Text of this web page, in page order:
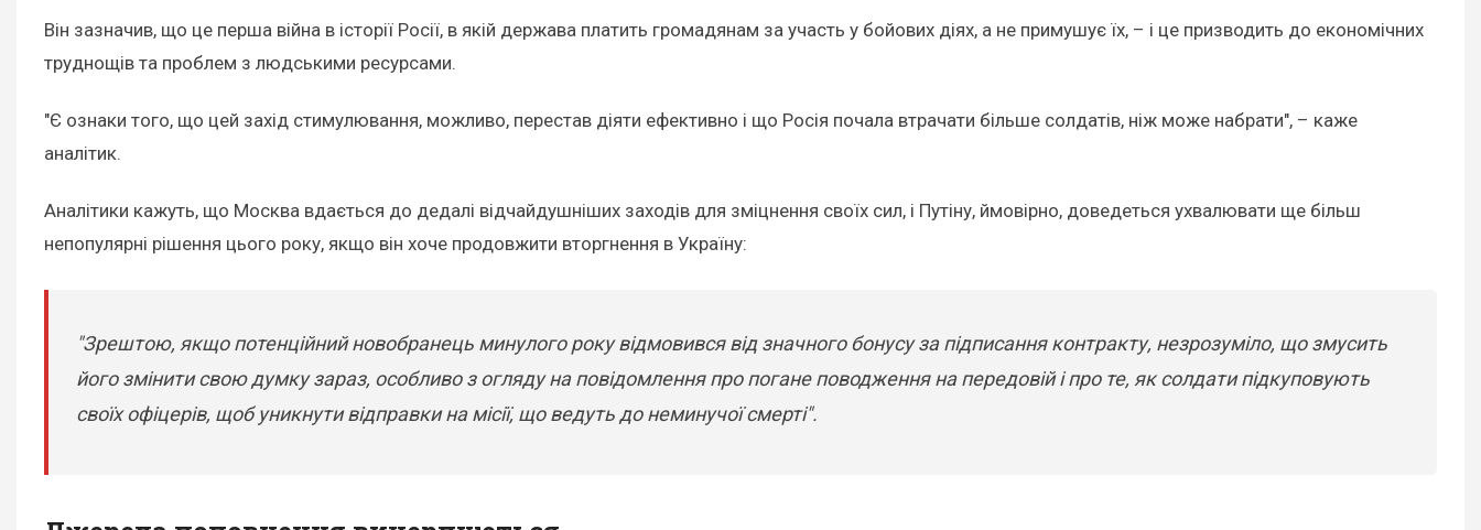
Він зазначив, що це перша війна в історії Росії, в якій держава платить громадянам за участь у бойових діях, а не примушує їх, – і це призводить до економічних
труднощів та проблем з людськими ресурсами.
"Є ознаки того, що цей захід стимулювання, можливо, перестав діяти ефективно і що Росія почала втрачати більше солдатів, ніж може набрати", – каже
аналітик.
Аналітики кажуть, що Москва вдається до дедалі відчайдушніших заходів для зміцнення своїх сил, і Путіну, ймовірно, доведеться ухвалювати ще більш
непопулярні рішення цього року, якщо він хоче продовжити вторгнення в Україну:
"Зрештою, якщо потенційний новобранець минулого року відмовився від значного бонусу за підписання контракту, незрозуміло, що змусить
його змінити свою думку зараз, особливо з огляду на повідомлення про погане поводження на передовій і про те, як солдати підкуповують
своїх офіцерів, щоб уникнути відправки на місії, що ведуть до неминучої смерті".